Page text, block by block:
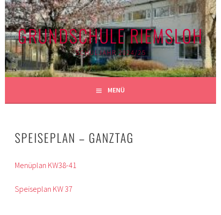
Springe
zum
InhaltGRUNDSCHULE RIEMSLOH
SCHULJAHR 2024/25
MENÜ
SPEISEPLAN – GANZTAG
Menüplan KW38-41
Speiseplan KW 37